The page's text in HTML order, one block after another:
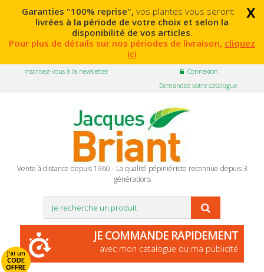
x
Garanties "100% reprise", vos plantes vous seront
livrées à la période de votre choix et selon la
disponibilité de vos articles.
Pour plus de détails sur nos périodes de livraison, cliquez
ici
Connexion
Inscrivez-vous à la newsletter
Demandez votre catalogue
Vente à distance depuis 1960 - La qualité pépiniériste reconnue depuis 3
générations
J'ai un
CODE
OFFRE
JE COMMANDE RAPIDEMENT
avec mon catalogue ou ma publicité